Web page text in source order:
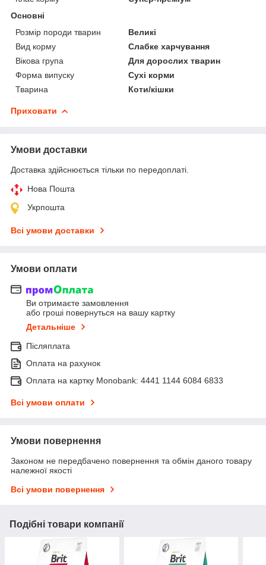
Основні
Розмір породи тварин
Великі
Вид корму
Слабке харчування
Вікова група
Для дорослих тварин
Форма випуску
Сухі корми
Тварина
Коти/кішки
Приховати
Умови доставки
Доставка здійснюється тільки по передоплаті.
Нова Пошта
Укрпошта
Всі умови доставки
Умови оплати
Ви отримаєте замовлення
або гроші повернуться на вашу картку
Детальніше
Післяплата
Оплата на рахунок
Оплата на картку Monobank: 4441 1144 6084 6833
Всі умови оплати
Умови повернення
Законом не передбачено повернення та обмін даного товару
належної якості
Всі умови повернення
Подібні товари компанії